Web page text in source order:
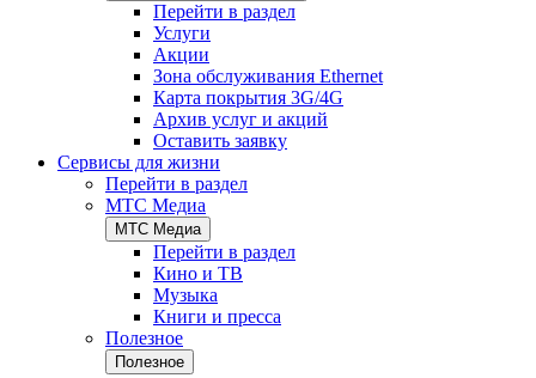
Перейти в раздел
Услуги
Акции
Зона обслуживания Ethernet
Карта покрытия 3G/4G
Архив услуг и акций
Оставить заявку
Сервисы для жизни
Перейти в раздел
МТС Медиа
МТС Медиа
Перейти в раздел
Кино и ТВ
Музыка
Книги и пресса
Полезное
Полезное